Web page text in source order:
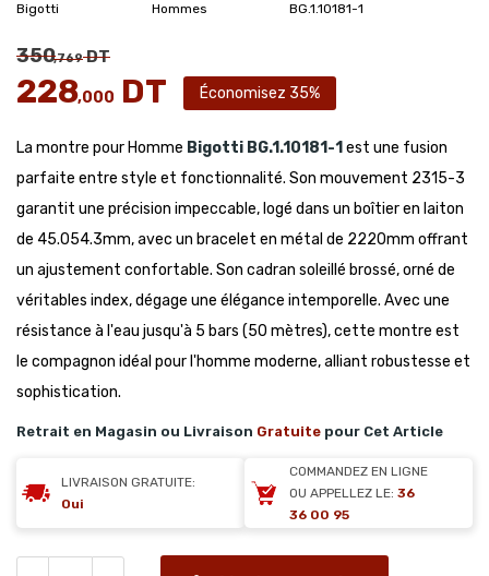
Bigotti
Hommes
BG.1.10181-1
350,769DT
228,000 DT Économisez 35%
La montre pour Homme Bigotti BG.1.10181-1 est une fusion
parfaite entre style et fonctionnalité. Son mouvement 2315-3
garantit une précision impeccable, logé dans un boîtier en laiton
de 45.054.3mm, avec un bracelet en métal de 2220mm offrant
un ajustement confortable. Son cadran soleillé brossé, orné de
véritables index, dégage une élégance intemporelle. Avec une
résistance à l'eau jusqu'à 5 bars (50 mètres), cette montre est
le compagnon idéal pour l'homme moderne, alliant robustesse et
sophistication.
Retrait en Magasin ou Livraison Gratuite pour Cet Article
LIVRAISON GRATUITE:
Oui
COMMANDEZ EN LIGNE
OU APPELLEZ LE: 36
36 00 95